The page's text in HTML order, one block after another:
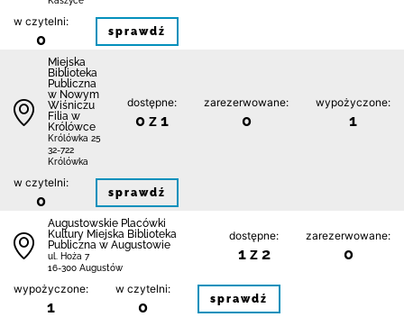
w czytelni:
0 sprawdź
Miejska
Biblioteka
Publiczna
w Nowym
Wiśniczu
Filia w
Królówce
Królówka 25
32-722
Królówka
dostępne:
0 z 1
zarezerwowane:
0
wypożyczone:
1
w czytelni:
0 sprawdź
Augustowskie Placówki
Kultury Miejska Biblioteka
Publiczna w Augustowie
ul. Hoża 7
16-300 Augustów
dostępne:
1 z 2
zarezerwowane:
0
wypożyczone:
1
w czytelni:
0 sprawdź